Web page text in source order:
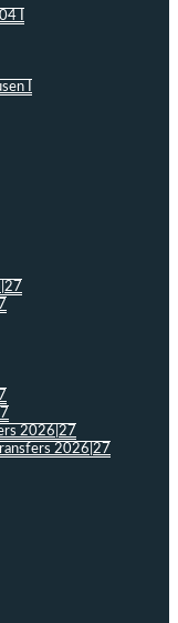
I
I
2026|27
2026|27